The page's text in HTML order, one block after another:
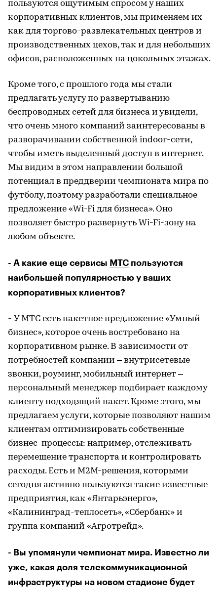
пользуются ощутимым спросом у наших
корпоративных клиентов, мы применяем их
как для торгово-развлекательных центров и
производственных цехов, так и для небольших
офисов, расположенных на цокольных этажах.
Кроме того, с прошлого года мы стали
предлагать услугу по развертыванию
беспроводных сетей для бизнеса и увидели,
что очень много компаний заинтересованы в
разворачивании собственной indoor-сети,
чтобы иметь выделенный доступ в интернет.
Мы видим в этом направлении большой
потенциал в преддверии чемпионата мира по
футболу, поэтому разработали специальное
предложение «Wi-Fi для бизнеса». Оно
позволяет быстро развернуть Wi-Fi-зону на
любом объекте.
- А какие еще сервисы МТС пользуются
наибольшей популярностью у ваших
корпоративных клиентов?
- У МТС есть пакетное предложение «Умный
бизнес», которое очень востребовано на
корпоративном рынке. В зависимости от
потребностей компании – внутрисетевые
звонки, роуминг, мобильный интернет –
персональный менеджер подбирает каждому
клиенту подходящий пакет. Кроме этого, мы
предлагаем услуги, которые позволяют нашим
клиентам оптимизировать собственные
бизнес-процессы: например, отслеживать
перемещение транспорта и контролировать
расходы. Есть и М2М-решения, которыми
сегодня активно пользуются такие известные
предприятия, как «Янтарьэнерго»,
«Калининград-теплосеть», «Сбербанк» и
группа компаний «Агротрейд».
- Вы упомянули чемпионат мира. Известно ли
уже, какая доля телекоммуникационной
инфраструктуры на новом стадионе будет